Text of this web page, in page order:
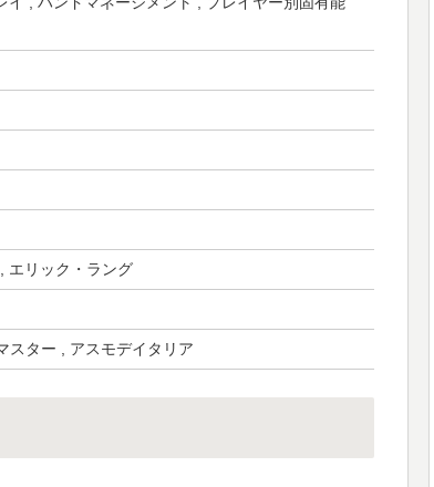
エリック・ラング
スター , アスモデイタリア